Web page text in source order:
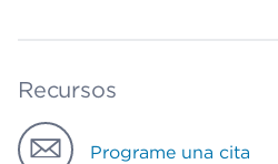
Recursos
Programe una cita